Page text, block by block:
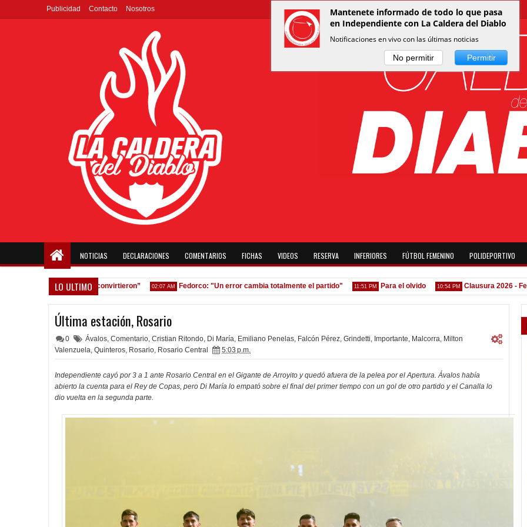
Publicidad Contacto Nosotros
NOTICIAS DECLARACIONES COMENTARIOS FICHAS VIDEOS RESERVA INFERIORES FÚTBOL FEMENINO POLIDEPORTIVO
LO ULTIMO
y ellos convirtieron” 02:07 AM Fedorco: "Un error cambia totalmente el partido" 11:51 PM Para el olvido 10:54 PM Clausura 2026 - Fecha 4
Última estación, Rosario
0 Ávalos, Comentario, Cristian Ritondo, Di María, Emiliano Penelas, Falcón Pérez, Grindetti, Importante, Malcorra, Milton
Valenzuela, Quinteros, Rosario, Rosario Central 5:03 p.m.
Independiente cayó por 3 a 1 ante Rosario Central en el Gigante de Arroyito y quedó afuera de la pelea por el Apertura. Ávalos había
abierto la cuenta para el Rey de Copas, pero Di María lo empató sobre el final del primer tiempo con un gol de otro partido y el Canalla lo
dio vuelta en la segunda parte.
Mantenete informado de todo lo que pasa
en Independiente con La Caldera del Diablo
Notificaciones en vivo con las últimas noticias
No permitir Permitir